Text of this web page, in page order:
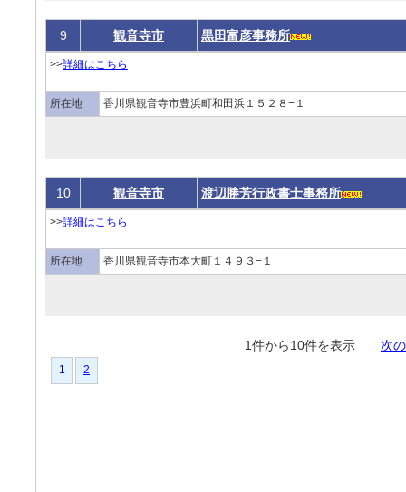
9 観音寺市 黒田富彦事務所
>>詳細はこちら
所在地 香川県観音寺市豊浜町和田浜１５２８−１
10 観音寺市 渡辺勝芳行政書士事務所
>>詳細はこちら
所在地 香川県観音寺市本大町１４９３−１
1件から10件を表示 次
1 2